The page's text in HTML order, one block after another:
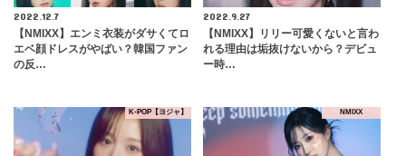
2022.12.7
【NMIXX】エンミ衣装がダサくてロ
エベ顔ドレスがやばい？韓国ファン
の反…
2022.9.27
【NMIXX】リリー可愛くないと言わ
れる理由は垢抜けないから？デビュ
ー時…
K-POP【ヨジャ】 NMIXX